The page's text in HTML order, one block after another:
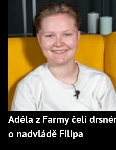
Adéla z Farmy čelí
o nadvládě Filipa